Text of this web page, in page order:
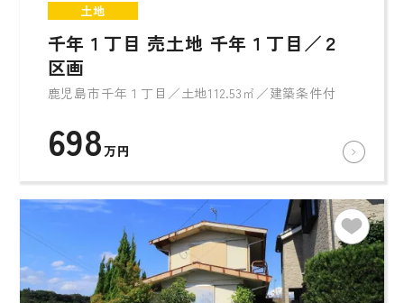
土地
千年１丁目 売土地 千年１丁目／２
区画
鹿児島市千年１丁目／土地112.53㎡／建築条件付
698万円